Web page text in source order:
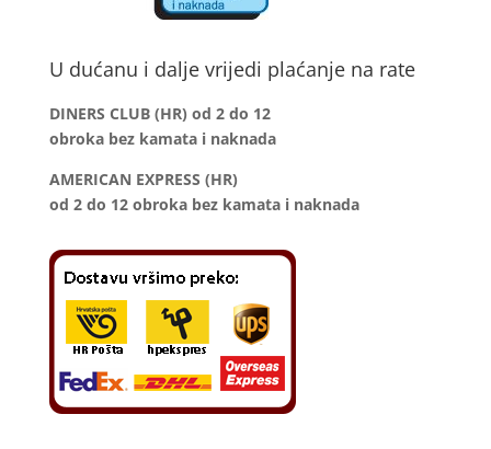
U dućanu i dalje vrijedi plaćanje na rate
DINERS CLUB (HR) od 2 do 12
obroka bez kamata i naknada
AMERICAN EXPRESS (HR)
od 2 do 12 obroka bez kamata i naknada